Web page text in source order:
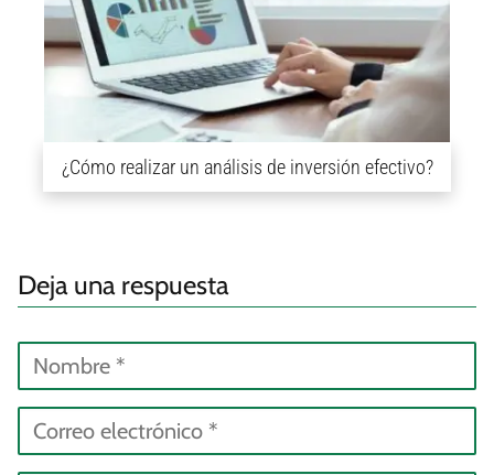
¿Cómo realizar un análisis de inversión efectivo?
Deja una respuesta